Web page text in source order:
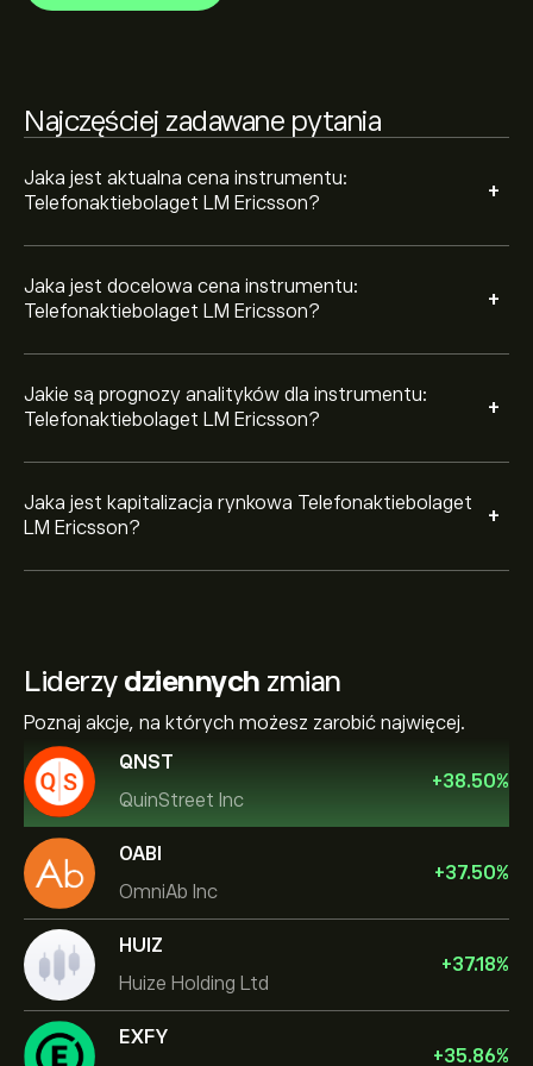
Najczęściej zadawane pytania
Jaka jest aktualna cena instrumentu:
Telefonaktiebolaget LM Ericsson?
+
Jaka jest docelowa cena instrumentu:
Telefonaktiebolaget LM Ericsson?
+
Jakie są prognozy analityków dla instrumentu:
Telefonaktiebolaget LM Ericsson?
+
ruchów cen.
Jaka jest kapitalizacja rynkowa Telefonaktiebolaget
LM Ericsson?
+
Liderzy dziennych zmian
Poznaj akcje, na których możesz zarobić najwięcej.
QNST
QuinStreet Inc
+38.50%
OABI
OmniAb Inc
+37.50%
HUIZ
Huize Holding Ltd
+37.18%
EXFY
+35.86%